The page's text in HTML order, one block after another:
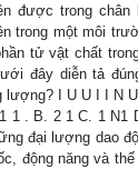
được trong
trong một môi
tử vật chất
đây diễn tả
lượng? I U U I I N
1 . B. 2 1 C. 1 N1
đại lượng dao
động năng và